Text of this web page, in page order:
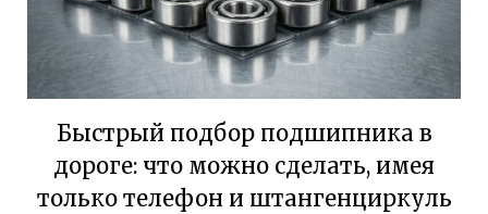
Быстрый подбор подшипника в
дороге: что можно сделать, имея
только телефон и штангенциркуль